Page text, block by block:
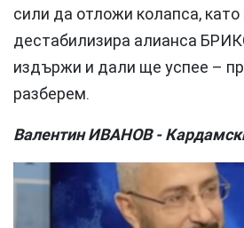
сили да отложи колапса,
дестабилизира алианса
издържи и дали ще успее –
разберем.
Валентин ИВАНОВ -